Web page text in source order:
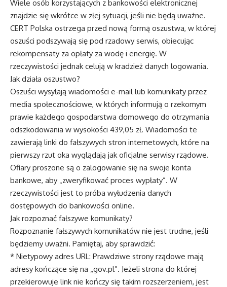
Wiele osób korzystających z bankowości elektronicznej
znajdzie się wkrótce w złej sytuacji, jeśli nie będą uważne.
CERT Polska ostrzega przed nową formą oszustwa, w której
oszuści podszywają się pod rzadowy serwis, obiecując
rekompensaty za opłaty za wodę i energię. W
rzeczywistości jednak celują w kradzież danych logowania.
Jak działa oszustwo?
Oszuści wysyłają wiadomości e-mail lub komunikaty przez
media społecznościowe, w których informują o rzekomym
prawie każdego gospodarstwa domowego do otrzymania
odszkodowania w wysokości 439,05 zł. Wiadomości te
zawierają linki do fałszywych stron internetowych, które na
pierwszy rzut oka wyglądają jak oficjalne serwisy rządowe.
Ofiary proszone są o zalogowanie się na swoje konta
bankowe, aby „zweryfikować proces wypłaty”. W
rzeczywistości jest to próba wyłudzenia danych
dostępowych do bankowości online.
Jak rozpoznać fałszywe komunikaty?
Rozpoznanie fałszywych komunikatów nie jest trudne, jeśli
będziemy uważni. Pamiętaj, aby sprawdzić:
* Nietypowy adres URL: Prawdziwe strony rządowe mają
adresy kończące się na „gov.pl”. Jeżeli strona do której
przekierowuje link nie kończy się takim rozszerzeniem, jest